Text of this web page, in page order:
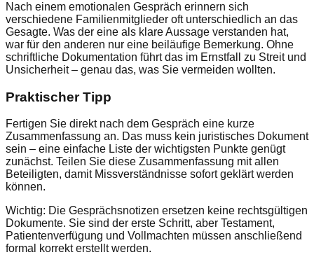
Nach einem emotionalen Gespräch erinnern sich
verschiedene Familienmitglieder oft unterschiedlich an das
Gesagte. Was der eine als klare Aussage verstanden hat,
war für den anderen nur eine beiläufige Bemerkung. Ohne
schriftliche Dokumentation führt das im Ernstfall zu Streit und
Unsicherheit – genau das, was Sie vermeiden wollten.
Praktischer Tipp
Fertigen Sie direkt nach dem Gespräch eine kurze
Zusammenfassung an. Das muss kein juristisches Dokument
sein – eine einfache Liste der wichtigsten Punkte genügt
zunächst. Teilen Sie diese Zusammenfassung mit allen
Beteiligten, damit Missverständnisse sofort geklärt werden
können.
Wichtig: Die Gesprächsnotizen ersetzen keine rechtsgültigen
Dokumente. Sie sind der erste Schritt, aber Testament,
Patientenverfügung und Vollmachten müssen anschließend
formal korrekt erstellt werden.